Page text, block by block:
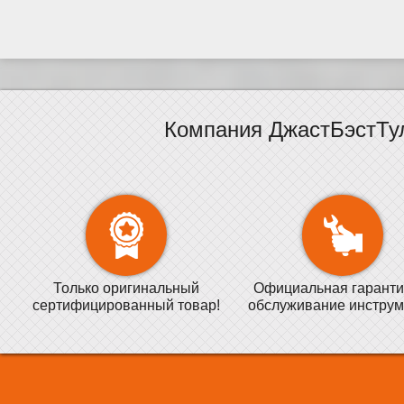
Компания
Только оригинальный
сертифицированный товар!
Официальная
обслуживание